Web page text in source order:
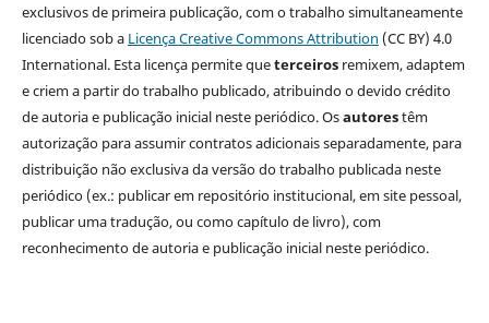
exclusivos de primeira publicação, com o trabalho simultaneamente
licenciado sob a Licença Creative Commons Attribution (CC BY) 4.0
International. Esta licença permite queterceirosremixem, adaptem
e criem a partir do trabalho publicado, atribuindo o devido crédito
de autoria e publicação inicial neste periódico. Osautorestêm
autorização para assumir contratos adicionais separadamente, para
distribuição não exclusiva da versão do trabalho publicada neste
periódico (ex.: publicar em repositório institucional, em site pessoal,
publicar uma tradução, ou como capítulo de livro), com
reconhecimento de autoria e publicação inicial neste periódico.